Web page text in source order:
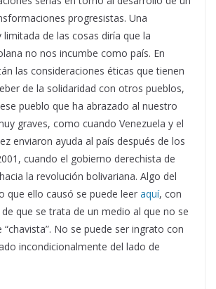
progresistas. Una
de las cosas diría que la
no nos incumbe como país. En
las consideraciones éticas que tienen
de la solidaridad con otros pueblos,
pueblo que ha abrazado al nuestro
graves, como cuando Venezuela y el
enviaron ayuda al país después de los
cuando el gobierno derechista de
la revolución bolivariana. Algo del
que ello causó se puede leer aquí, con
que se trata de un medio al que no se
“chavista”. No se puede ser ingrato con
incondicionalmente del lado de